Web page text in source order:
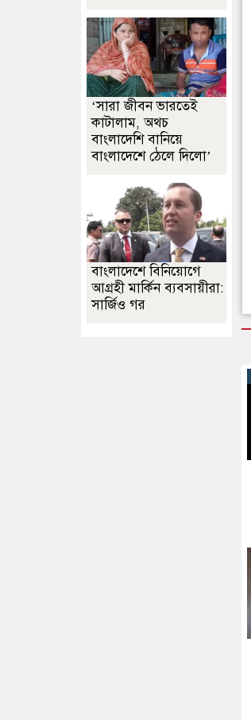
‘সারা জীবন ভারতেই
কাটালাম, অথচ
বাংলাদেশি বানিয়ে
বাংলাদেশে ঠেলে দিলো’
বাংলাদেশে বিনিয়োগে
আগ্রহী মার্কিন ব্যবসায়ীরা:
সার্জিও গর